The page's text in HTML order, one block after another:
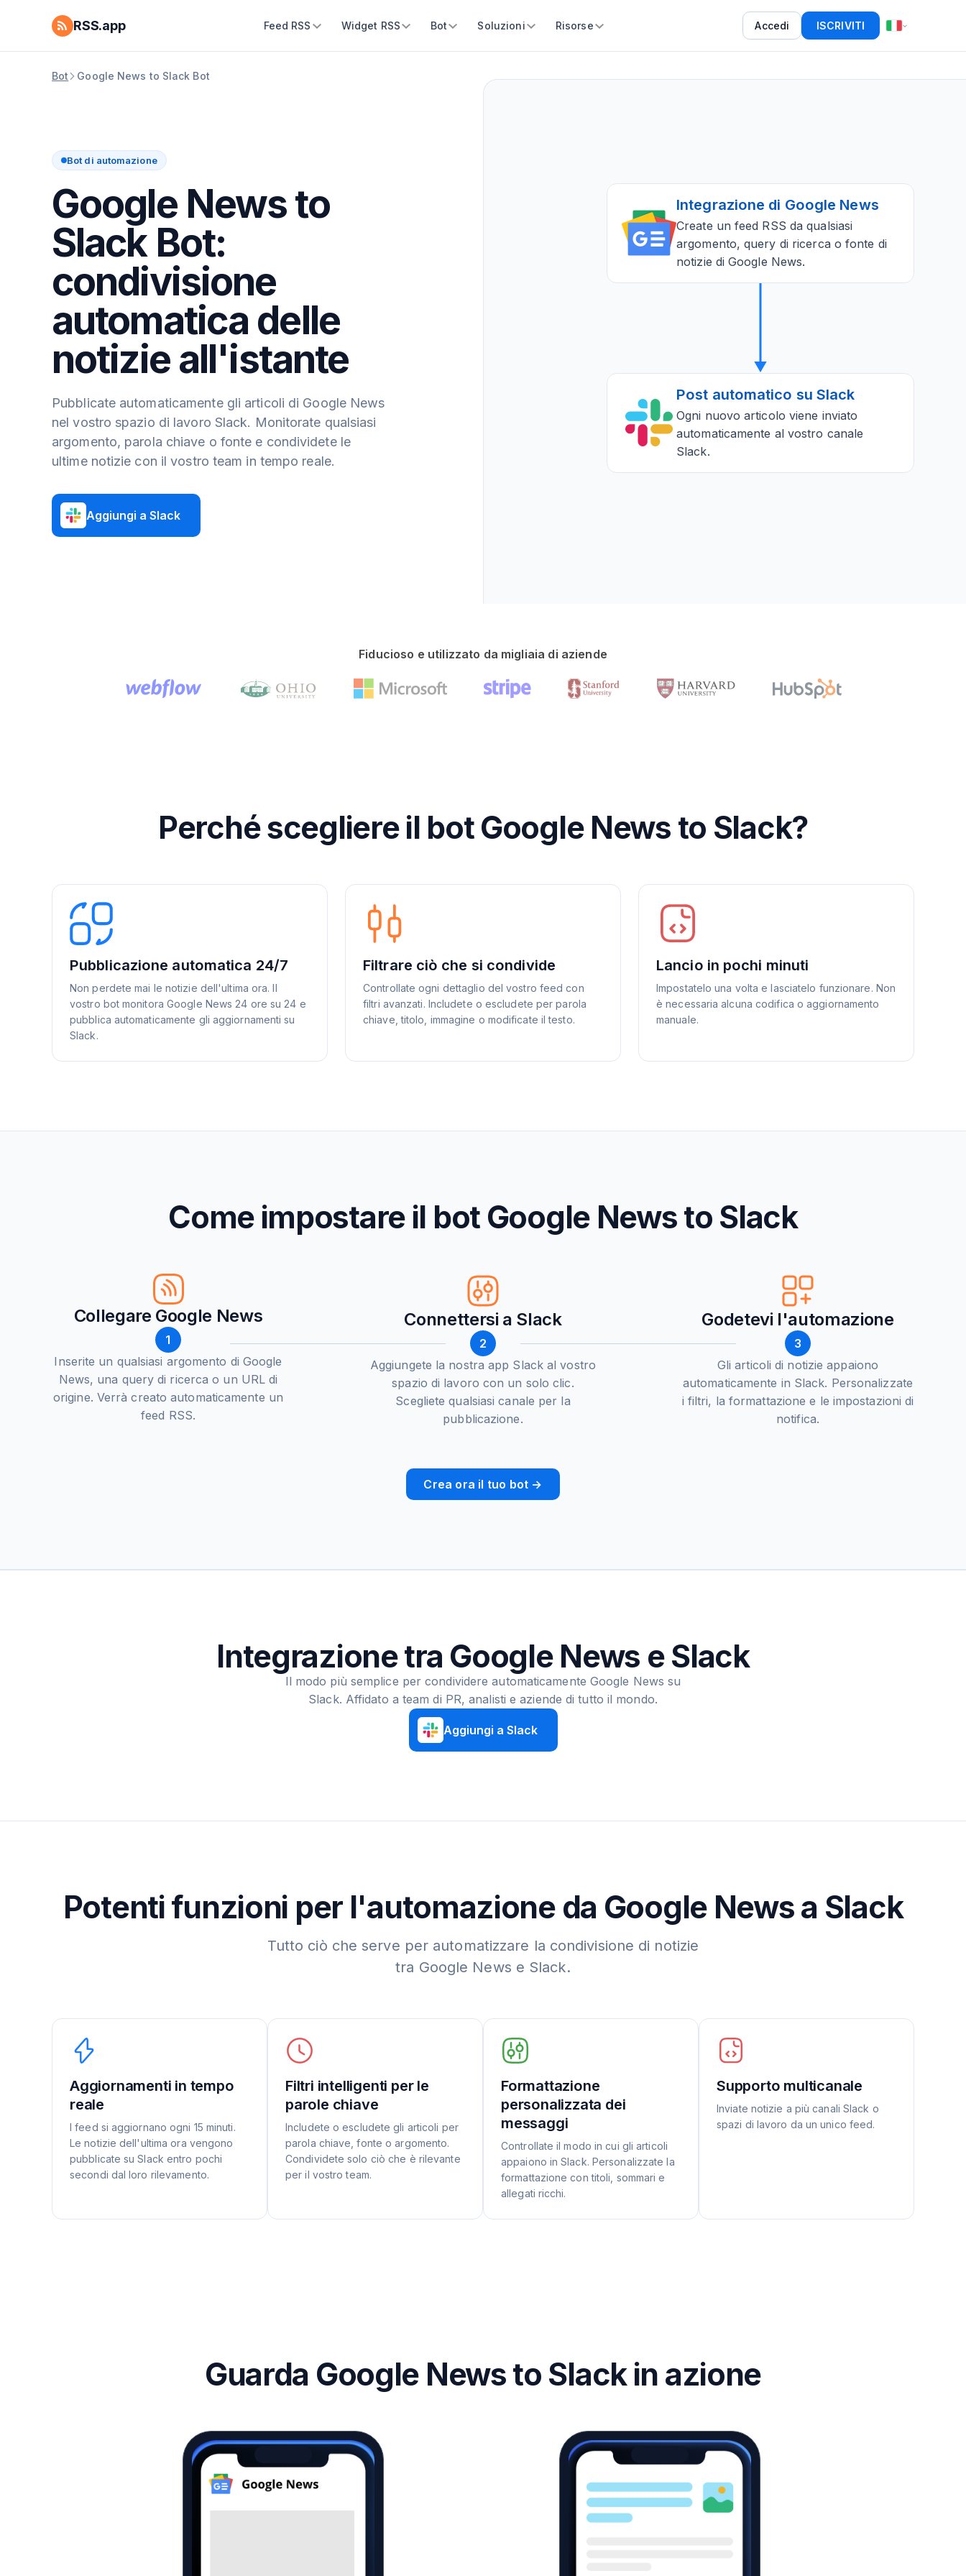
RSS.app Feed RSS Widget RSS Bot Soluzioni Risorse Accedi ISCRIVITI
Bot Google News to Slack Bot
Bot di automazione
Google News to
Slack Bot:
condivisione
automatica delle
notizie all'istante
Pubblicate automaticamente gli articoli di Google News
nel vostro spazio di lavoro Slack. Monitorate qualsiasi
argomento, parola chiave o fonte e condividete le
ultime notizie con il vostro team in tempo reale.
Aggiungi a Slack
Integrazione di Google News
Create un feed RSS da qualsiasi
argomento, query di ricerca o fonte di
notizie di Google News.
Post automatico su Slack
Ogni nuovo articolo viene inviato
automaticamente al vostro canale
Slack.
Fiducioso e utilizzato da migliaia di aziende
Perché scegliere il bot Google News to Slack?
Pubblicazione automatica 24/7
Non perdete mai le notizie dell'ultima ora. Il
vostro bot monitora Google News 24 ore su 24 e
pubblica automaticamente gli aggiornamenti su
Slack.
Filtrare ciò che si condivide
Controllate ogni dettaglio del vostro feed con
filtri avanzati. Includete o escludete per parola
chiave, titolo, immagine o modificate il testo.
Lancio in pochi minuti
Impostatelo una volta e lasciatelo funzionare. Non
è necessaria alcuna codifica o aggiornamento
manuale.
Come impostare il bot Google News to Slack
Collegare Google News
1
Inserite un qualsiasi argomento di Google
News, una query di ricerca o un URL di
origine. Verrà creato automaticamente un
feed RSS.
Connettersi a Slack
2
Aggiungete la nostra app Slack al vostro
spazio di lavoro con un solo clic.
Scegliete qualsiasi canale per la
pubblicazione.
Godetevi l'automazione
3
Gli articoli di notizie appaiono
automaticamente in Slack. Personalizzate
i filtri, la formattazione e le impostazioni di
notifica.
Crea ora il tuo bot →
Integrazione tra Google News e Slack
Il modo più semplice per condividere automaticamente Google News su
Slack. Affidato a team di PR, analisti e aziende di tutto il mondo.
Aggiungi a Slack
Potenti funzioni per l'automazione da Google News a Slack
Tutto ciò che serve per automatizzare la condivisione di notizie
tra Google News e Slack.
Aggiornamenti in tempo
reale
I feed si aggiornano ogni 15 minuti.
Le notizie dell'ultima ora vengono
pubblicate su Slack entro pochi
secondi dal loro rilevamento.
Filtri intelligenti per le
parole chiave
Includete o escludete gli articoli per
parola chiave, fonte o argomento.
Condividete solo ciò che è rilevante
per il vostro team.
Formattazione
personalizzata dei
messaggi
Controllate il modo in cui gli articoli
appaiono in Slack. Personalizzate la
formattazione con titoli, sommari e
allegati ricchi.
Supporto multicanale
Inviate notizie a più canali Slack o
spazi di lavoro da un unico feed.
Guarda Google News to Slack in azione